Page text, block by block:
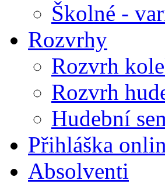
Školné -
Rozvrhy
Rozvrh
Rozvrh
Hudební
Přihláška
Absolventi